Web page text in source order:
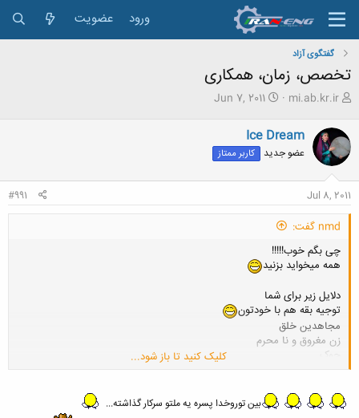
ورود عضویت
گفتگوی آزاد
تخصص، زمان، همکاری
ش
و
ع
ک
ن
ن
د
م
ض
و
mi.ab.kr.ir
ت
ی
خ
ر
Jun 7, 2011
Ice Dream
عضو جدید کاربر ممتاز
Jul 8, 2011
#991
nmd گفت:
چی بگم خوب!!!!!
همه میخواید بزنید
دلایل زیر برای شما
توجیه بقه هم با خودتون
مجاهدین خلق
زن مغروق و نا محرم
جوک
کلیک کنید تا باز شود...
بین توروخدا پسره یه ملتو سرکار گذاشته...